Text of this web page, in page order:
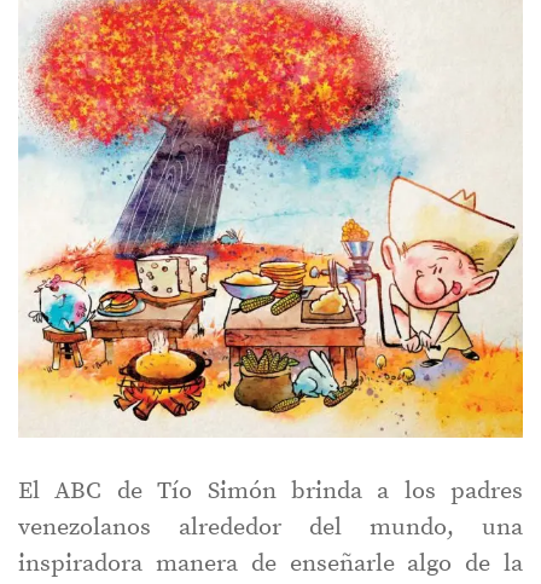
El ABC de Tío Simón brinda a los padres
venezolanos alrededor del mundo, una
inspiradora manera de enseñarle algo de la